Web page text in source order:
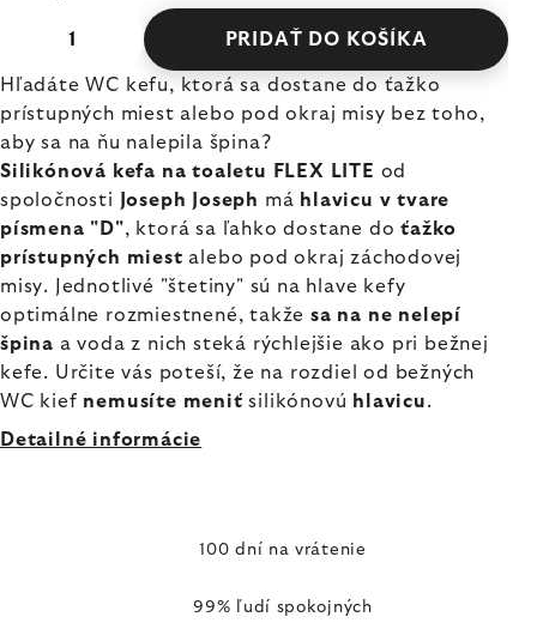
PRIDAŤ DO KOŠÍKA
Hľadáte WC kefu, ktorá sa dostane do ťažko
prístupných miest alebo pod okraj misy bez toho,
aby sa na ňu nalepila špina?
Silikónová kefa na toaletu FLEX LITE od
spoločnosti
Joseph Joseph má hlavicu v tvare
písmena "D", ktorá sa ľahko dostane doťažko
prístupných miest alebo pod okraj záchodovej
misy. Jednotlivé "štetiny" sú na hlave kefy
optimálne rozmiestnené, takžesa na ne nelepí
špina a voda z nich steká rýchlejšie ako pri bežnej
kefe. Určite vás poteší, že na rozdiel od bežných
WC kief nemusíte meniť silikónovú hlavicu.
Detailné informácie
100 dní na vrátenie
99% ľudí spokojných